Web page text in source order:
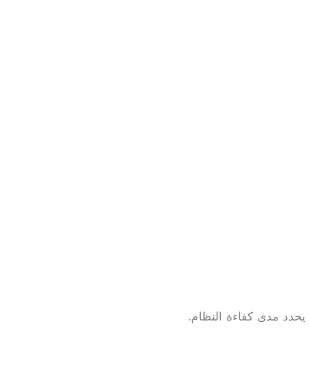
مدى كفاءة النظام.